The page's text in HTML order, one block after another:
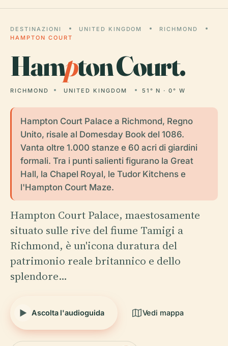
DESTINAZIONI UNITED KINGDOM
RICHMOND
HAMPTON COURT
Hampton Court.
RICHMOND UNITED KINGDOM 51° N · 0° W
Hampton Court Palace a Richmond, Regno
Unito, risale al Domesday Book del 1086.
Vanta oltre 1.000 stanze e 60 acri di giardini
formali. Tra i punti salienti figurano la Great
Hall, la Chapel Royal, le Tudor Kitchens e
l'Hampton Court Maze.
Hampton Court Palace, maestosamente
situato sulle rive del fiume Tamigi a
Richmond, è un'icona duratura del
patrimonio reale britannico e dello
splendore…
Ascolta l'audioguida Vedi mappa